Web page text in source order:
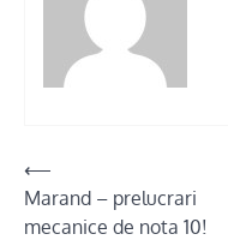
Post
navigation
⟵
Marand – prelucrari
mecanice de nota 10!